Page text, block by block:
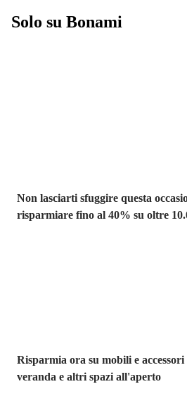
Solo su Bonami
Non lasciarti sfuggire questa
risparmiare fino al 40% su oltre
Risparmia ora su mobili e
veranda e altri spazi all'aperto